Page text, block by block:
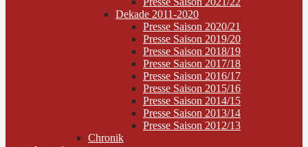
Dekade 2011-2020
Presse Saison 2020/21
Presse Saison 2019/20
Presse Saison 2018/19
Presse Saison 2017/18
Presse Saison 2016/17
Presse Saison 2015/16
Presse Saison 2014/15
Presse Saison 2013/14
Presse Saison 2012/13
Chronik